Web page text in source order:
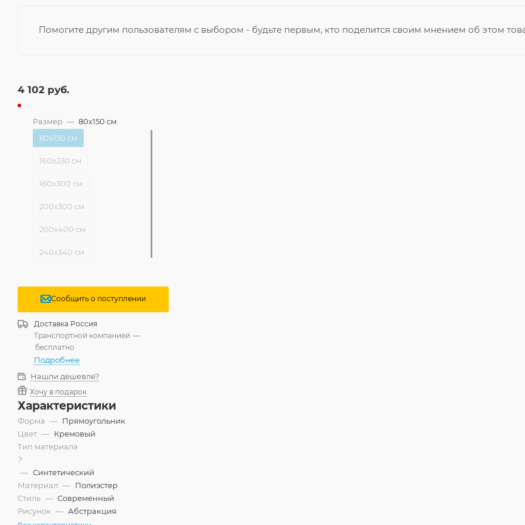
Помогите другим пользователям с выбором - будьте первым, кто поделится своим мнением об этом
4 102 руб.
Размер — 80x150 см
80x150 см
160x230 см
160x300 см
200x300 см
200x400 см
240x340 см
Сообщить о поступлении
Доставка Россия
Транспортной компанией —
бесплатно
Подробнее
Нашли дешевле?
Хочу в подарок
Характеристики
Форма — Прямоугольник
Цвет — Кремовый
Тип материала
?
— Синтетический
Материал — Полиэстер
Стиль — Современный
Рисунок — Абстракция